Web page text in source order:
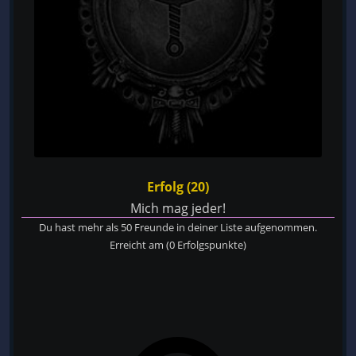
Erfolg (20)
Mich mag jeder!
Du hast mehr als 50 Freunde in deiner Liste aufgenommen.
Erreicht am (0 Erfolgspunkte)